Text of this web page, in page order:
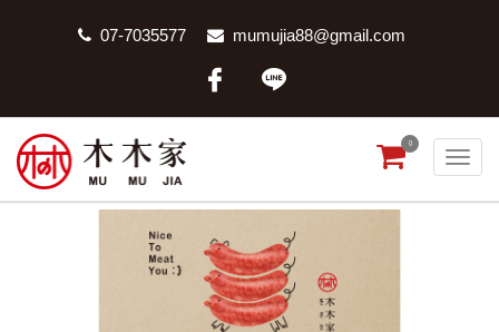
07-7035577 mumujia88@gmail.com
0